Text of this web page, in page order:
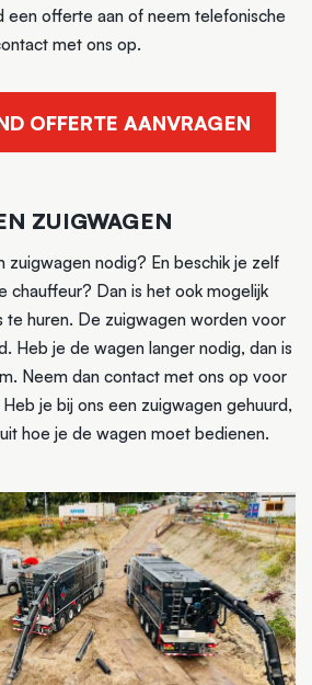
een offerte aan of neem telefonische
met ons op.
OFFERTE AANVRAGEN
ZUIGWAGEN
zuigwagen nodig? En beschik je zelf
chauffeur? Dan is het ook mogelijk
te huren. De zuigwagen worden voor
Heb je de wagen langer nodig, dan is
Neem dan contact met ons op voor
je bij ons een zuigwagen gehuurd,
hoe je de wagen moet bedienen.